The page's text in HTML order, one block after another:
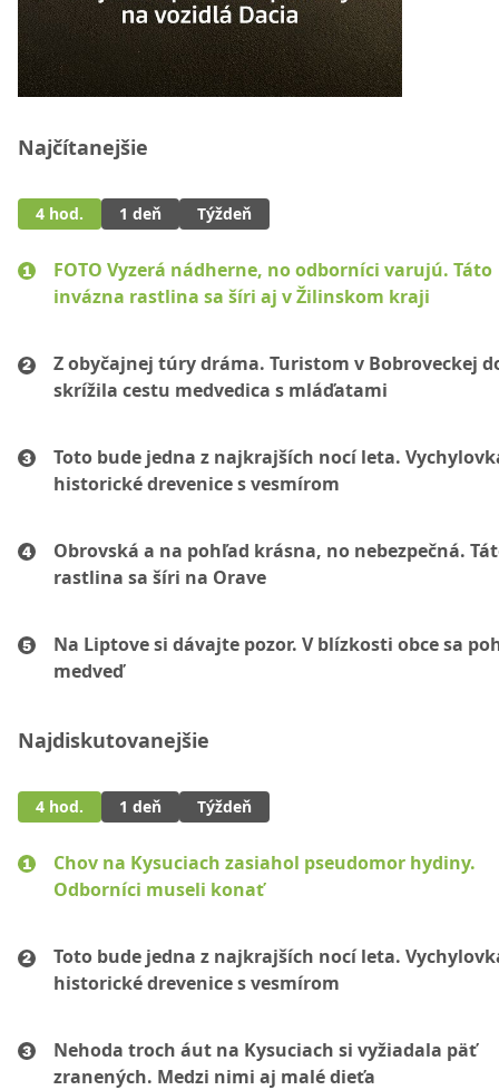
Najčítanejšie
4 hod. 1 deň Týždeň
FOTO Vyzerá nádherne, no odborníci varujú. Táto
invázna rastlina sa šíri aj v Žilinskom kraji
Z obyčajnej túry dráma. Turistom v Bobroveckej
skrížila cestu medvedica s mláďatami
Toto bude jedna z najkrajších nocí leta.
historické drevenice s vesmírom
Obrovská a na pohľad krásna, no nebezpečná.
rastlina sa šíri na Orave
Na Liptove si dávajte pozor. V blízkosti obce sa
medveď
Najdiskutovanejšie
4 hod. 1 deň Týždeň
Chov na Kysuciach zasiahol pseudomor hydiny.
Odborníci museli konať
Toto bude jedna z najkrajších nocí leta.
historické drevenice s vesmírom
Nehoda troch áut na Kysuciach si vyžiadala päť
zranených. Medzi nimi aj malé dieťa